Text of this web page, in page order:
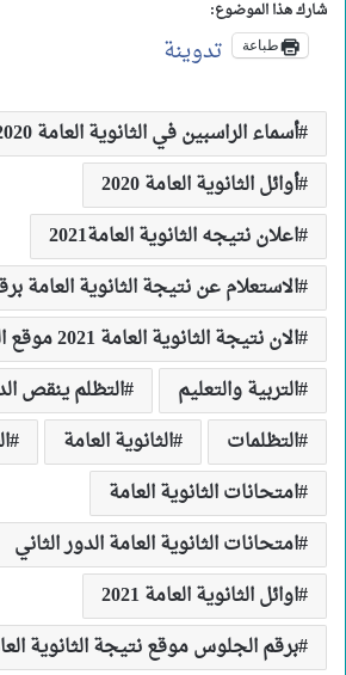
شارك هذا الموضوع:
طباعة تدوينة
أسماء الراسبين في الثانوية العامة 2020
أوائل الثانوية العامة 2020
اعلان نتيجه الثانوية العامة2021
الاستعلام عن نتيجة الثانوية العامة
الان نتيجة الثانوية العامة 2021 موقع الوزارة
التربية والتعليم
التظلم ينقص
التظلمات
الثانوية العامة
امتحانات الثانوية العامة
امتحانات الثانوية العامة الدور الثاني
اوائل الثانوية العامة 2021
برقم الجلوس موقع نتيجة الثانوية العامة